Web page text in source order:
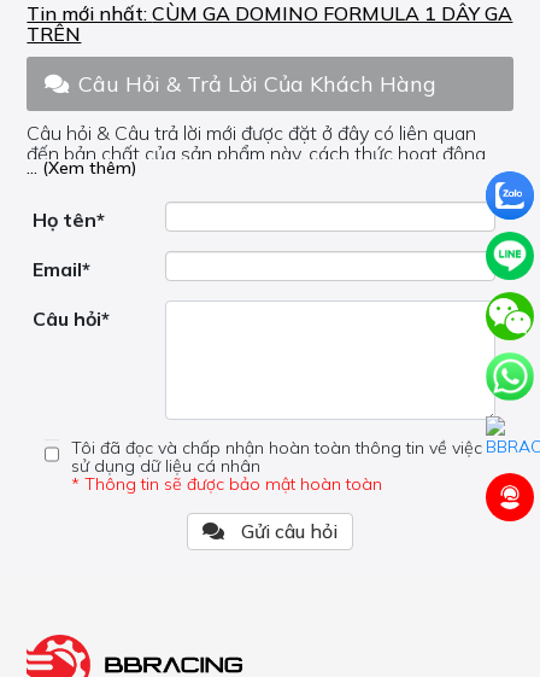
Tin mới nhất:CÙM GA DOMINO FORMULA 1 DÂY GA
TRÊN
Câu Hỏi & Trả Lời Của Khách Hàng
Câu hỏi & Câu trả lời mới được đặt ở đây có liên quan
đến bản chất của sản phẩm này, cách thức hoạt động,
nơi hoạt động, liệu nó có hữu ích không, v.v.
Nếu bạn cần trợ giúp về phần khác, vui lòng không đặt
câu hỏi của bạn ở đây mà bên trong trang đó.
... (Xem thêm)
Họ tên*
Email*
Câu hỏi*
Tôi đã đọc và chấp nhận hoàn toàn thông tin về việc
sử dụng dữ liệu cá nhân
* Thông tin sẽ được bảo mật hoàn toàn
Gửi câu hỏi